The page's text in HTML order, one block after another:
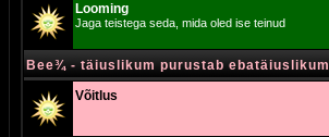
Looming
Jaga teistega seda, mida oled ise teinud
Bee¾ - täiuslikum purustab
Võitlus